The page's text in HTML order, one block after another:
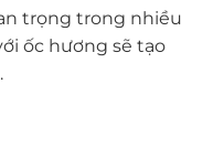
trọng trong nhiều
ốc hương sẽ tạo